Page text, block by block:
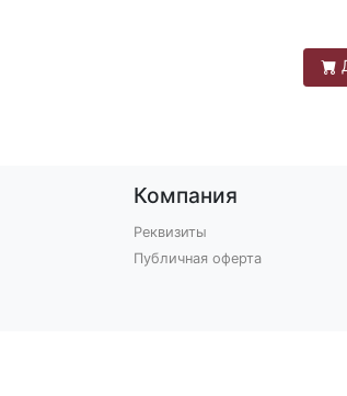
Компания
Реквизиты
Публичная оферта